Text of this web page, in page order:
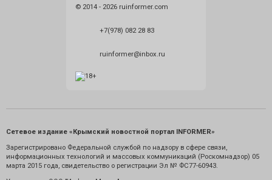
© 2014 - 2026 ruinformer.com
+7(978) 082 28 83
ruinformer@inbox.ru
Сетевое издание «Крымский новостной портал INFORMER»
Зарегистрировано Федеральной службой по надзору в сфере связи,
информационных технологий и массовых коммуникаций (Роскомнадзор) 05
марта 2015 года, свидетельство о регистрации Эл № ФС77-60943.